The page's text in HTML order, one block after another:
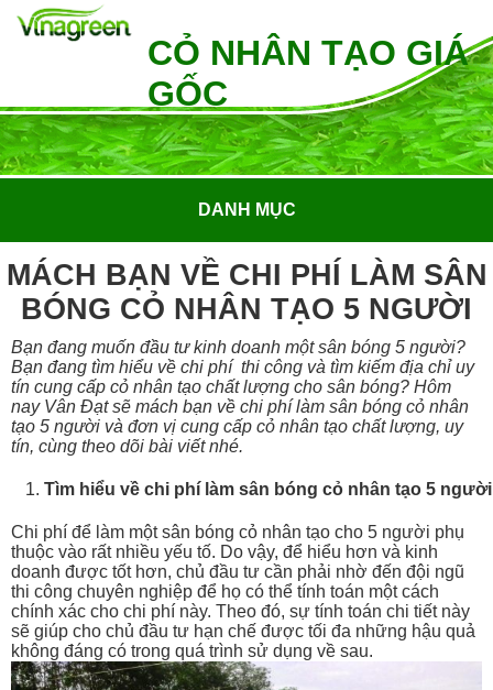
CỎ NHÂN TẠO GIÁ
GỐC
DANH MỤC
MÁCH BẠN VỀ CHI PHÍ LÀM SÂN
BÓNG CỎ NHÂN TẠO 5 NGƯỜI
Bạn đang muốn đầu tư kinh doanh một sân bóng 5 người?
Bạn đang tìm hiểu về chi phí thi công và tìm kiếm địa chỉ uy
tín cung cấp cỏ nhân tạo chất lượng cho sân bóng? Hôm
nay Vân Đạt sẽ mách bạn về chi phí làm sân bóng cỏ nhân
tạo 5 người và đơn vị cung cấp cỏ nhân tạo chất lượng, uy
tín, cùng theo dõi bài viết nhé.
Tìm hiểu về chi phí làm sân bóng cỏ nhân tạo 5 người
Chi phí để làm một sân bóng cỏ nhân tạo cho 5 người phụ
thuộc vào rất nhiều yếu tố. Do vậy, để hiểu hơn và kinh
doanh được tốt hơn, chủ đầu tư cần phải nhờ đến đội ngũ
thi công chuyên nghiệp để họ có thể tính toán một cách
chính xác cho chi phí này. Theo đó, sự tính toán chi tiết này
sẽ giúp cho chủ đầu tư hạn chế được tối đa những hậu quả
không đáng có trong quá trình sử dụng về sau.